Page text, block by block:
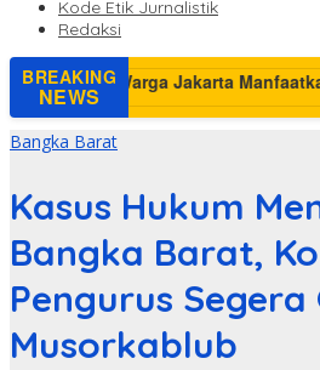
Kode Etik Jurnalistik
Redaksi
BREAKING
NEWS
Bangka Barat
Kasus Hukum
Bangka Barat,
Pengurus Segera
Musorkablub